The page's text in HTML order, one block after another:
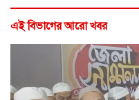
এই বিভাগের আরো খবর